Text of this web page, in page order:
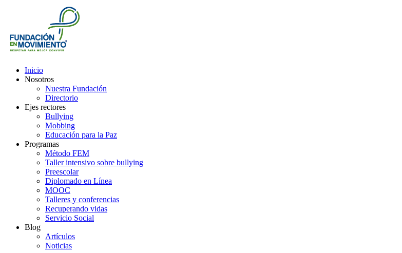
Inicio
Nosotros
Nuestra Fundación
Directorio
Ejes rectores
Bullying
Mobbing
Educación para la Paz
Programas
Método FEM
Taller intensivo sobre bullying
Preescolar
Diplomado en Línea
MOOC
Talleres y conferencias
Recuperando vidas
Servicio Social
Blog
Artículos
Noticias